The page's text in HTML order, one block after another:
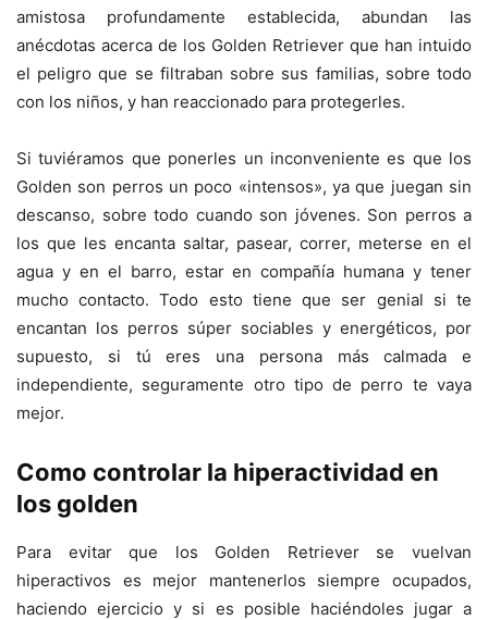
amistosa profundamente establecida, abundan las
anécdotas acerca de los Golden Retriever que han intuido
el peligro que se filtraban sobre sus familias, sobre todo
con los niños, y han reaccionado para protegerles.
Si tuviéramos que ponerles un inconveniente es que los
Golden son perros un poco «intensos», ya que juegan sin
descanso, sobre todo cuando son jóvenes. Son perros a
los que les encanta saltar, pasear, correr, meterse en el
agua y en el barro, estar en compañía humana y tener
mucho contacto. Todo esto tiene que ser genial si te
encantan los perros súper sociables y energéticos, por
supuesto, si tú eres una persona más calmada e
independiente, seguramente otro tipo de perro te vaya
mejor.
Como controlar la hiperactividad en
los golden
Para evitar que los Golden Retriever se vuelvan
hiperactivos es mejor mantenerlos siempre ocupados,
haciendo ejercicio y si es posible haciéndoles jugar a